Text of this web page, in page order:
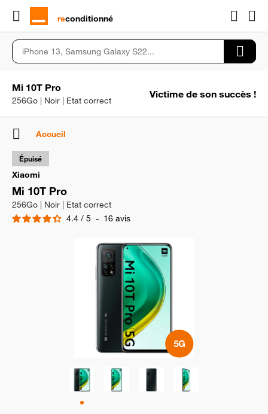
rɘconditionné
Mi 10T Pro
256Go | Noir | Etat correct
Victime de son succès !
Accueil
Xiaomi
Mi 10T Pro
256Go | Noir | Etat correct
4.4 / 5 - 16 avis
Épuisé